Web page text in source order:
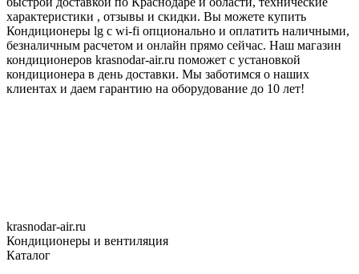
характеристики , отзывы и скидки. Вы можете купить
Кондиционеры lg с wi-fi опционально и оплатить наличными,
безналичным расчетом и онлайн прямо сейчас. Наш магазин
кондиционеров krasnodar-air.ru поможет с установкой
кондиционера в день доставки. Мы заботимся о наших
клиентах и даем гарантию на оборудование до 10 лет!
krasnodar-air.ru
Кондиционеры и вентиляция
Каталог